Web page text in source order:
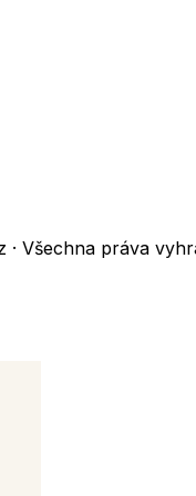
· Všechna práva